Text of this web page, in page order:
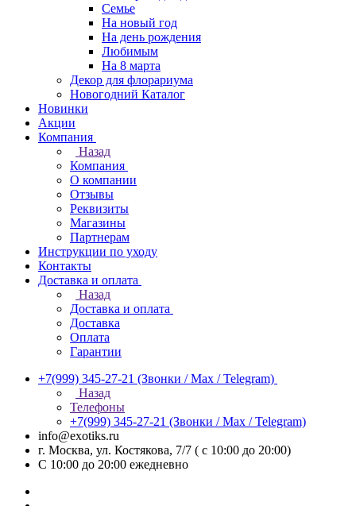
Семье
На новый год
На день рождения
Любимым
На 8 марта
Декор для флорариума
Новогодний Каталог
Новинки
Акции
Компания
Назад
Компания
О компании
Отзывы
Реквизиты
Магазины
Партнерам
Инструкции по уходу
Контакты
Доставка и оплата
Назад
Доставка и оплата
Доставка
Оплата
Гарантии
+7(999) 345-27-21 (Звонки / Max / Telegram)
Назад
Телефоны
+7(999) 345-27-21 (Звонки / Max / Telegram)
info@exotiks.ru
г. Москва, ул. Костякова, 7/7 ( с 10:00 до 20:00)
С 10:00 до 20:00 ежедневно